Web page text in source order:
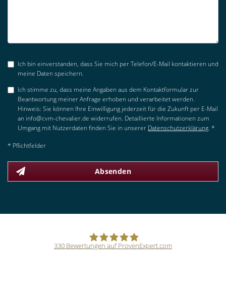
Ich bin einverstanden, dass Sie mich per Telefon/E-Mail kontaktieren und
meine Daten speichern.
Ich stimme zu, dass meine Angaben aus dem Kontaktformular zur
Beantwortung meiner Anfrage erhoben und verarbeitet werden.
Hinweis: Sie können Ihre Einwilligung jederzeit für die Zukunft per E-Mail
an info@cvm-chevalier.de widerrufen. Detaillierte Informationen zum
Umgang mit Nutzerdaten finden Sie in unserer Datenschutzerklärung. *
* Pflichtfelder
Absenden
330 Bewertungen auf ProvenExpert.com